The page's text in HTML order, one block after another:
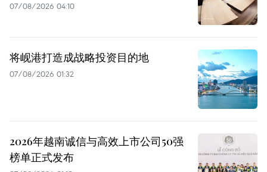
07/08/2026 04:10
将岘港打造成战略投资目的地
07/08/2026 01:32
2026年越南诚信与高效上市公司50强
榜单正式发布